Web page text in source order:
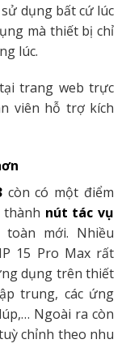
dụng bất cứ lúc
mà thiết bị chỉ
lúc.
trang web trực
viên hỗ trợ kích
còn có một điểm
nút tác vụ
mới. Nhiều
15 Pro Max rất
dụng trên thiết
trung, các ứng
Ngoài ra còn
chỉnh theo nhu